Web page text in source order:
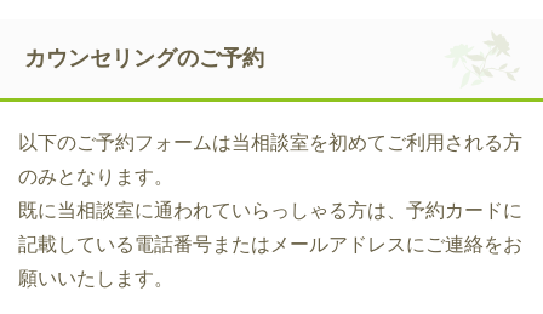
カウンセリングのご予約
以下のご予約フォームは当相談室を初めてご利用される方
のみとなります。
既に当相談室に通われていらっしゃる方は、予約カードに
記載している電話番号またはメールアドレスにご連絡をお
願いいたします。